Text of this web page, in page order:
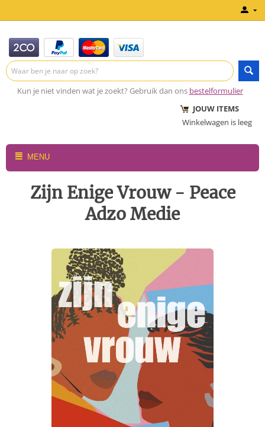
Kun je niet vinden wat je zoekt? Gebruik dan ons bestelformulier
JOUW ITEMS
Winkelwagen is leeg
MENU
Zijn Enige Vrouw - Peace
Adzo Medie